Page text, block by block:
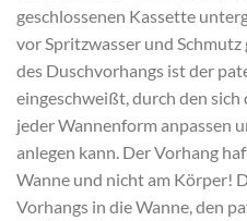
geschlossenen Kassette
vor Spritzwasser und
des Duschvorhangs ist der
eingeschweißt, durch den
jeder Wannenform anpassen
anlegen kann. Der Vorhang
Wanne und nicht am Körper!
Vorhangs in die Wanne, den